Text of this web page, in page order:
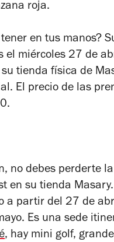
roja.
en tus manos?
el miércoles 27 de
tienda física de
El precio de las
no debes perderte
en su tienda
a partir del 27 de
Es una sede
, hay mini golf,